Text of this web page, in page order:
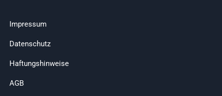
Impressum
Datenschutz
Haftungshinweise
AGB